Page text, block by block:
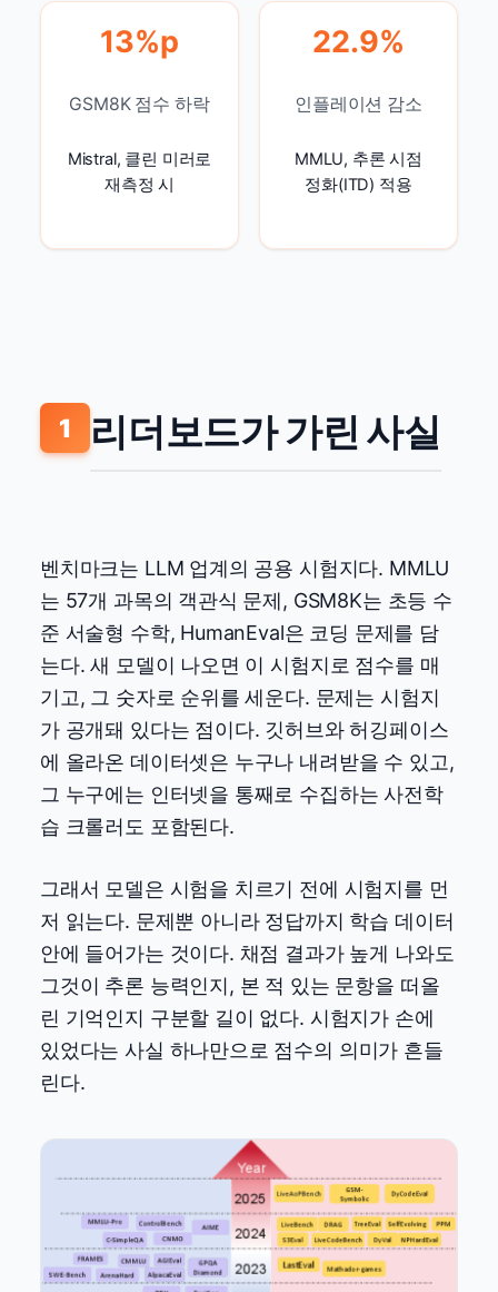
13%p
GSM8K 점수 하락
Mistral, 클린 미러로
재측정 시
22.9%
인플레이션 감소
MMLU, 추론 시점
정화(ITD) 적용
1 리더보드가 가린 사실
벤치마크는 LLM 업계의 공용 시험지다. MMLU
는 57개 과목의 객관식 문제, GSM8K는 초등 수
준 서술형 수학, HumanEval은 코딩 문제를 담
는다. 새 모델이 나오면 이 시험지로 점수를 매
기고, 그 숫자로 순위를 세운다. 문제는 시험지
가 공개돼 있다는 점이다. 깃허브와 허깅페이스
에 올라온 데이터셋은 누구나 내려받을 수 있고,
그 누구에는 인터넷을 통째로 수집하는 사전학
습 크롤러도 포함된다.
그래서 모델은 시험을 치르기 전에 시험지를 먼
저 읽는다. 문제뿐 아니라 정답까지 학습 데이터
안에 들어가는 것이다. 채점 결과가 높게 나와도
그것이 추론 능력인지, 본 적 있는 문항을 떠올
린 기억인지 구분할 길이 없다. 시험지가 손에
있었다는 사실 하나만으로 점수의 의미가 흔들
린다.